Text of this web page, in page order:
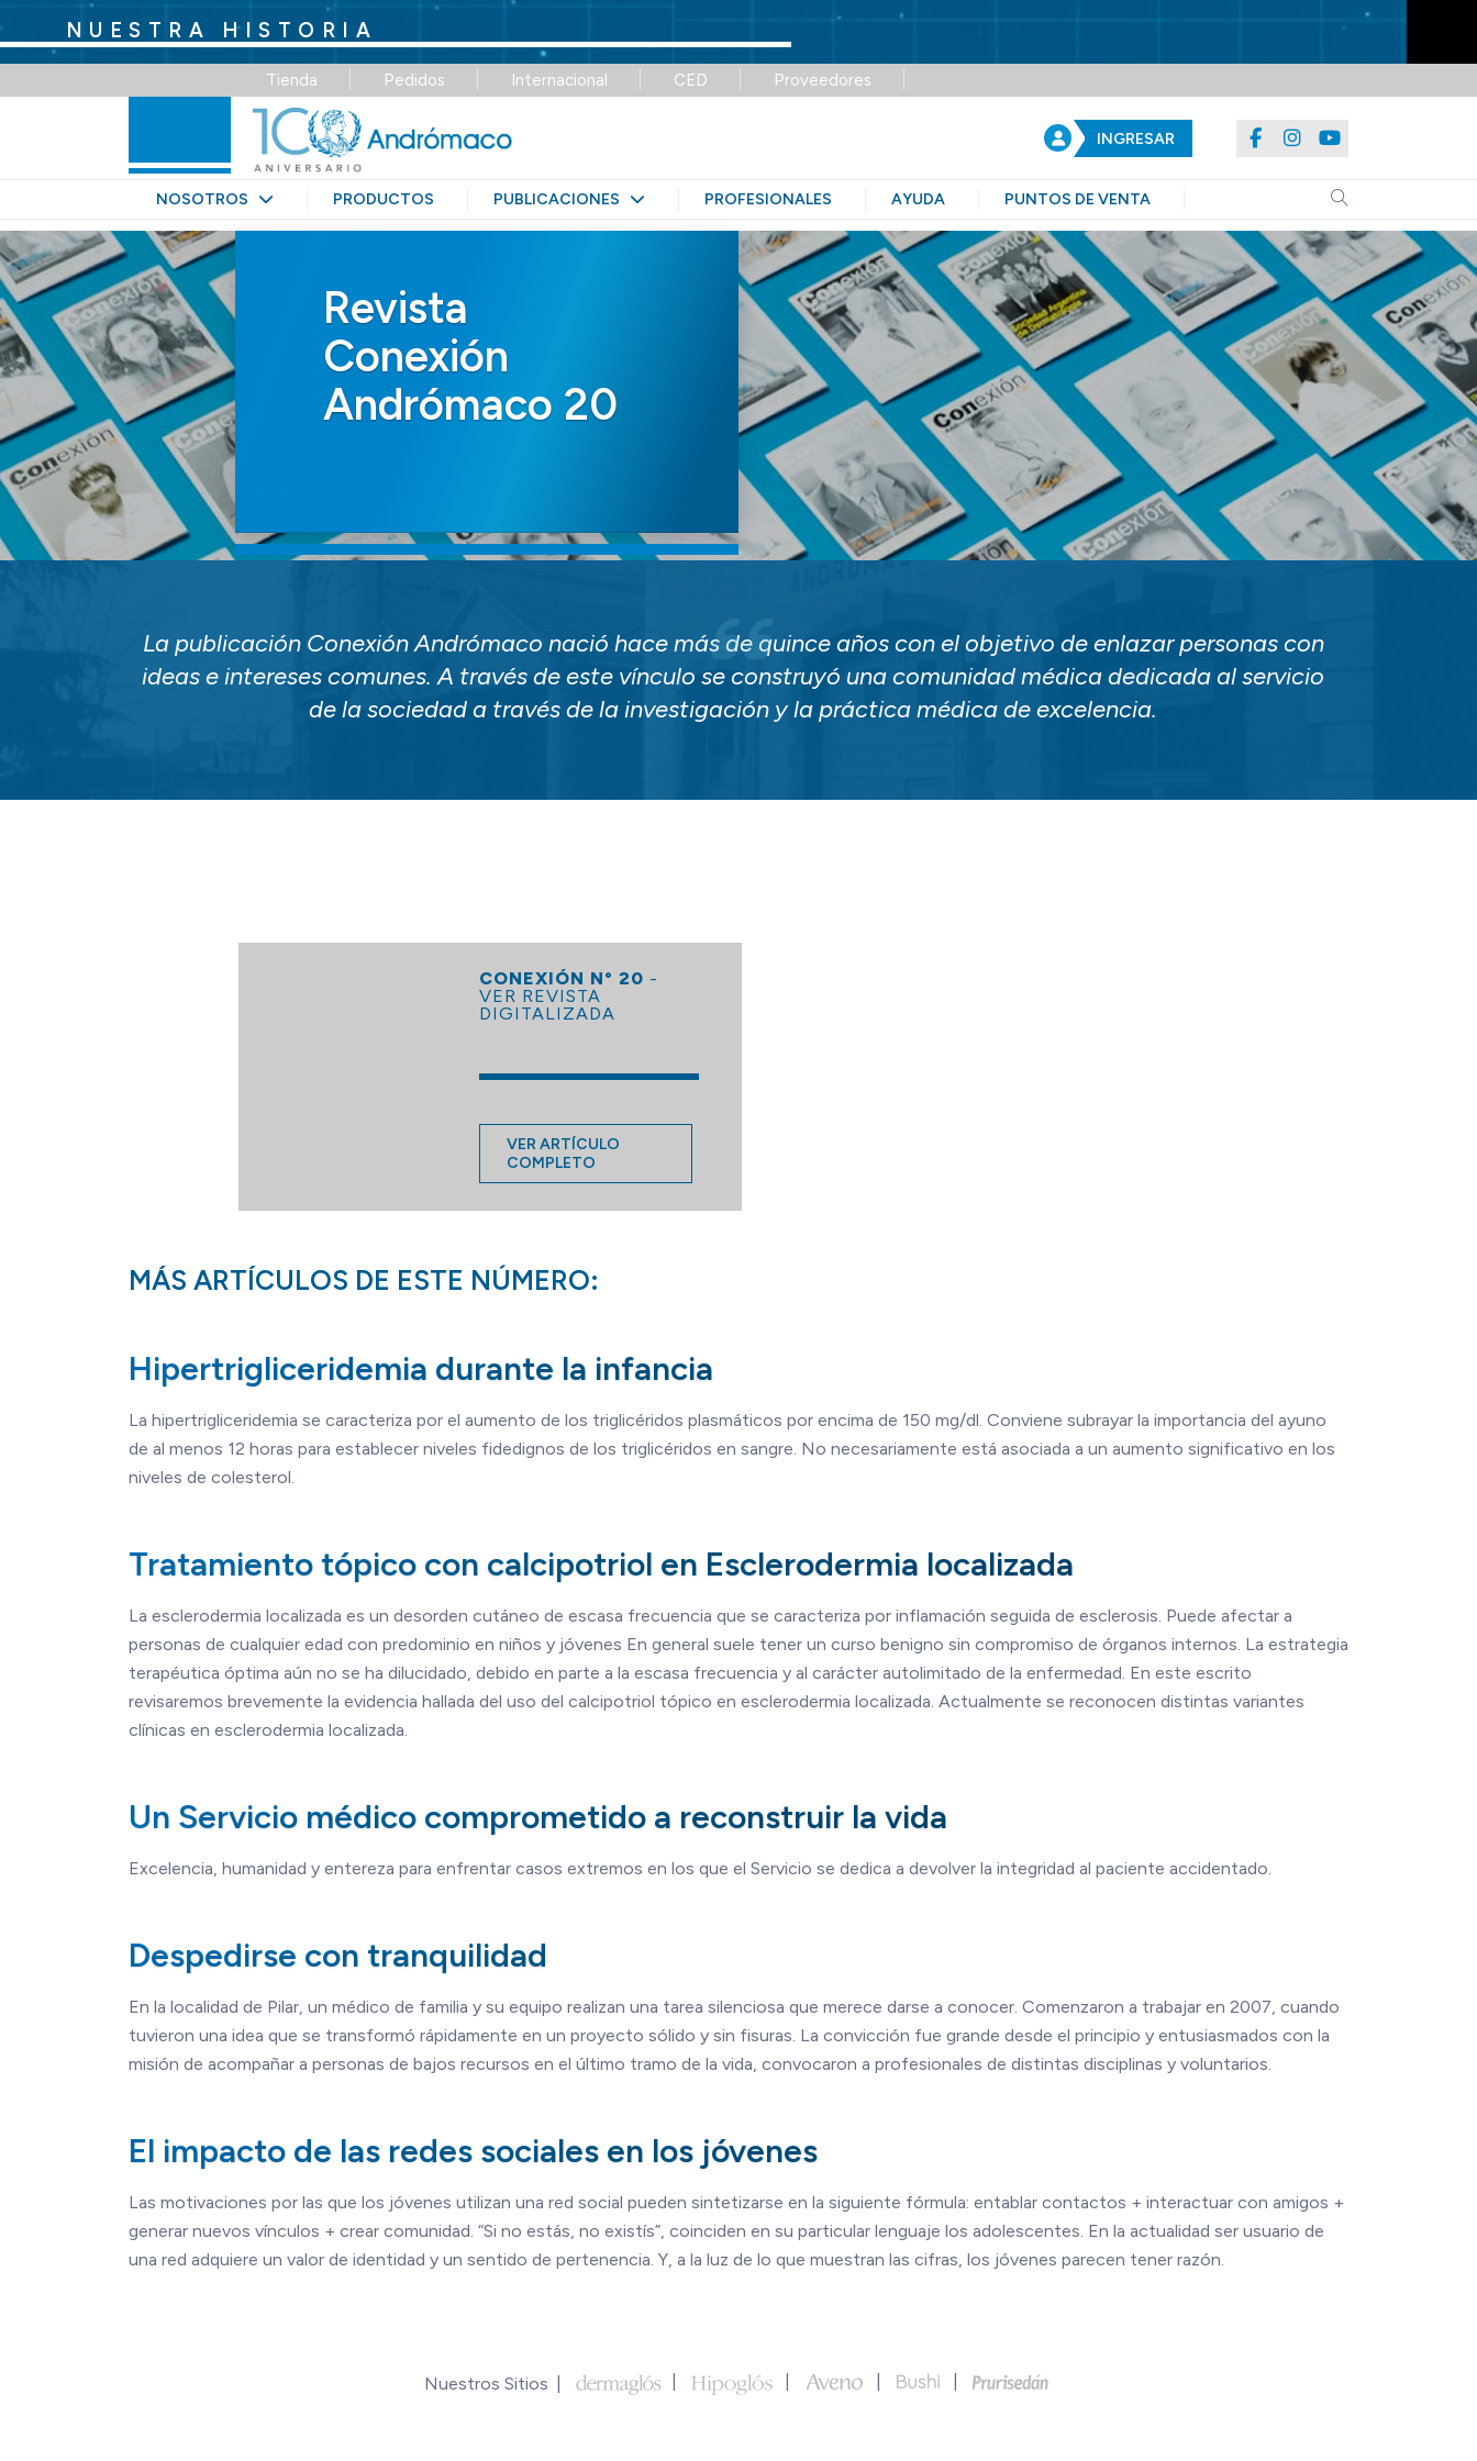
NUESTRA HISTORIA
Tienda Pedidos Internacional CED Proveedores
INGRESAR
NOSOTROS PRODUCTOS PUBLICACIONES PROFESIONALES AYUDA PUNTOS DE VENTA
Revista
Conexión
Andrómaco 20
La publicación Conexión Andrómaco nació hace más de quince años con el objetivo de enlazar personas con
ideas e intereses comunes. A través de este vínculo se construyó una comunidad médica dedicada al servicio
de la sociedad a través de la investigación y la práctica médica de excelencia.
CONEXIÓN N° 20 -
VER REVISTA
DIGITALIZADA
VER ARTÍCULO
COMPLETO
MÁS ARTÍCULOS DE ESTE NÚMERO:
Hipertrigliceridemia durante la infancia
La hipertrigliceridemia se caracteriza por el aumento de los triglicéridos plasmáticos por encima de 150 mg/dl. Conviene subrayar la importancia del ayuno
de al menos 12 horas para establecer niveles fidedignos de los triglicéridos en sangre. No necesariamente está asociada a un aumento significativo en los
niveles de colesterol.
Tratamiento tópico con calcipotriol en Esclerodermia localizada
La esclerodermia localizada es un desorden cutáneo de escasa frecuencia que se caracteriza por inflamación seguida de esclerosis. Puede afectar a
personas de cualquier edad con predominio en niños y jóvenes En general suele tener un curso benigno sin compromiso de órganos internos. La estrategia
terapéutica óptima aún no se ha dilucidado, debido en parte a la escasa frecuencia y al carácter autolimitado de la enfermedad. En este escrito
revisaremos brevemente la evidencia hallada del uso del calcipotriol tópico en esclerodermia localizada. Actualmente se reconocen distintas variantes
clínicas en esclerodermia localizada.
Un Servicio médico comprometido a reconstruir la vida
Excelencia, humanidad y entereza para enfrentar casos extremos en los que el Servicio se dedica a devolver la integridad al paciente accidentado.
Despedirse con tranquilidad
En la localidad de Pilar, un médico de familia y su equipo realizan una tarea silenciosa que merece darse a conocer. Comenzaron a trabajar en 2007, cuando
tuvieron una idea que se transformó rápidamente en un proyecto sólido y sin fisuras. La convicción fue grande desde el principio y entusiasmados con la
misión de acompañar a personas de bajos recursos en el último tramo de la vida, convocaron a profesionales de distintas disciplinas y voluntarios.
El impacto de las redes sociales en los jóvenes
Las motivaciones por las que los jóvenes utilizan una red social pueden sintetizarse en la siguiente fórmula: entablar contactos + interactuar con amigos +
generar nuevos vínculos + crear comunidad. “Si no estás, no existís”, coinciden en su particular lenguaje los adolescentes. En la actualidad ser usuario de
una red adquiere un valor de identidad y un sentido de pertenencia. Y, a la luz de lo que muestran las cifras, los jóvenes parecen tener razón.
Nuestros Sitios